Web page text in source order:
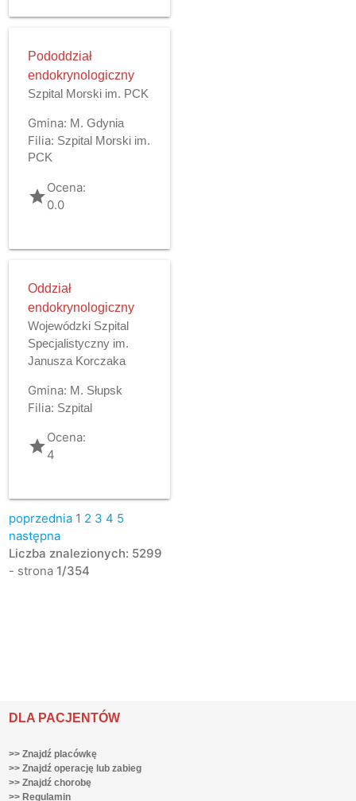
Pododdział
endokrynologiczny
Szpital Morski im. PCK
Gmina: M. Gdynia
Filia: Szpital Morski im.
PCK
gradeOcena:
0.0
Oddział
endokrynologiczny
Wojewódzki Szpital
Specjalistyczny im.
Janusza Korczaka
Gmina: M. Słupsk
Filia: Szpital
gradeOcena:
4
poprzednia 1 2 3 4 5
następna
Liczba znalezionych: 5299
- strona 1/354
DLA PACJENTÓW
>> Znajdź placówkę
>> Znajdź operację lub zabieg
>> Znajdź chorobę
>> Regulamin